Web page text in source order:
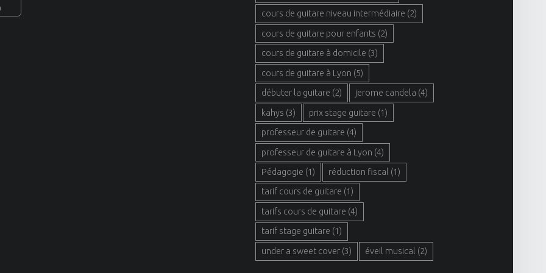
cours de guitare niveau intermédiaire (2)
cours de guitare pour enfants (2)
cours de guitare à domicile (3)
cours de guitare à Lyon (5)
débuter la guitare (2) jerome candela (4)
kahys (3) prix stage guitare (1)
professeur de guitare (4)
professeur de guitare à Lyon (4)
Pédagogie (1) réduction fiscal (1)
tarif cours de guitare (1)
tarifs cours de guitare (4)
tarif stage guitare (1)
under a sweet cover (3) éveil musical (2)